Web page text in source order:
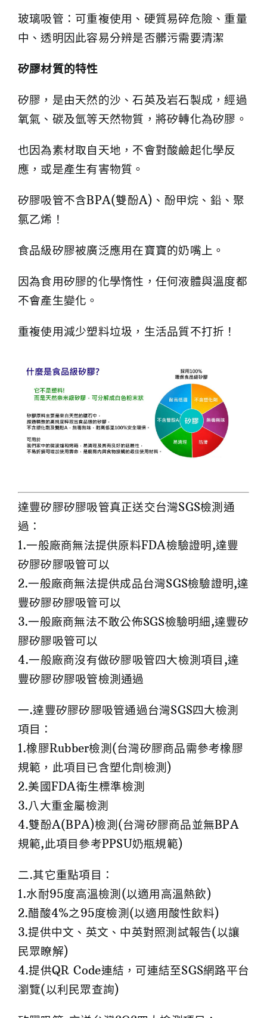
玻璃吸管：可重複使用、硬質易碎危險、重量
中、透明因此容易分辨是否髒污需要清潔
矽膠材質的特性
矽膠，是由天然的沙、石英及岩石製成，經過
氧氣、碳及氫等天然物質，將矽轉化為矽膠。
也因為素材取自天地，不會對酸鹼起化學反
應，或是產生有害物質。
矽膠吸管不含BPA(雙酚A)、酚甲烷、鉛、聚
氯乙烯！
食品級矽膠被廣泛應用在寶寶的奶嘴上。
因為食用矽膠的化學惰性，任何液體與溫度都
不會產生變化。
重複使用減少塑料垃圾，生活品質不打折！
達豐矽膠矽膠吸管真正送交台灣SGS檢測通
過：
1.一般廠商無法提供原料FDA檢驗證明,達豐
矽膠矽膠吸管可以
2.一般廠商無法提供成品台灣SGS檢驗證明,達
豐矽膠矽膠吸管可以
3.一般廠商無法不敢公佈SGS檢驗明細,達豐矽
膠矽膠吸管可以
4.一般廠商沒有做矽膠吸管四大檢測項目,達
豐矽膠矽膠吸管檢測通過
一.達豐矽膠矽膠吸管通過台灣SGS四大檢測
項目：
1.橡膠Rubber檢測(台灣矽膠商品需參考橡膠
規範，此項目已含塑化劑檢測)
2.美國FDA衛生標準檢測
3.八大重金屬檢測
4.雙酚A(BPA)檢測(台灣矽膠商品並無BPA
規範,此項目參考PPSU奶瓶規範)
二.其它重點項目：
1.水耐95度高溫檢測(以適用高溫熱飲)
2.醋酸4%之95度檢測(以適用酸性飲料)
3.提供中文、英文、中英對照測試報告(以讓
民眾瞭解)
4.提供QR Code連結，可連結至SGS網路平台
瀏覽(以利民眾查詢)